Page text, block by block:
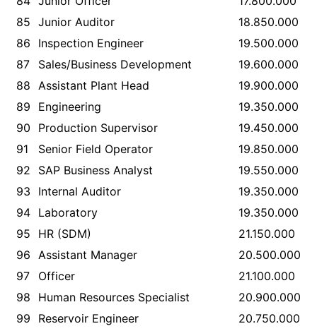
85 Junior Auditor
18.850.000
86
Inspection Engineer
19.500.000
87
Sales/Business Development
19.600.000
88
Assistant Plant Head
19.900.000
89
Engineering
19.350.000
90
Production Supervisor
19.450.000
91
Senior Field Operator
19.850.000
92
SAP Business Analyst
19.550.000
93
Internal Auditor
19.350.000
94 Laboratory
19.350.000
95
HR (SDM)
21.150.000
96
Assistant Manager
20.500.000
97
Officer
21.100.000
98
Human Resources Specialist
20.900.000
99
Reservoir Engineer
20.750.000